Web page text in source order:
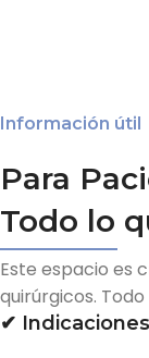
Información útil
Para
Todo lo
Este espacio es
quirúrgicos.
✔︎